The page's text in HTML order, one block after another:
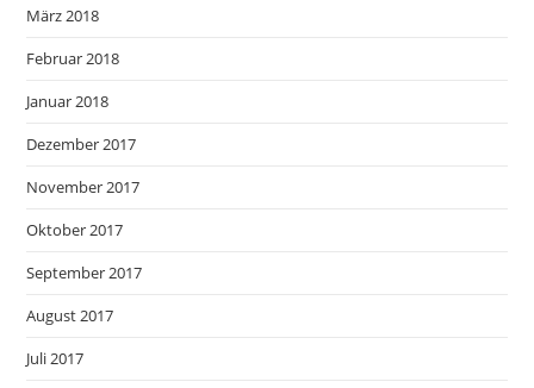
März 2018
Februar 2018
Januar 2018
Dezember 2017
November 2017
Oktober 2017
September 2017
August 2017
Juli 2017